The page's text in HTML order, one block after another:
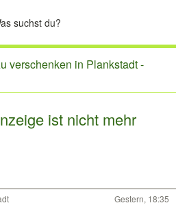
verschenken in Plankstadt -
ist nicht mehr
Gestern, 18:35